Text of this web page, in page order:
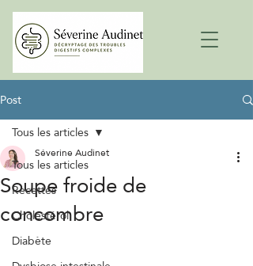
Post
Tous les articles
Recettes
Cholestérol
Diabète
Tous les articles
Soupe froide de
concombre
Séverine Audinet